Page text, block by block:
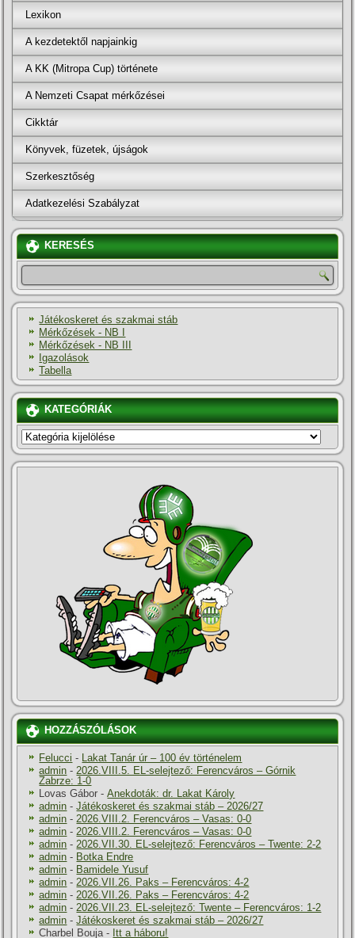
Lexikon
A kezdetektől napjainkig
A KK (Mitropa Cup) története
A Nemzeti Csapat mérkőzései
Cikktár
Könyvek, füzetek, újságok
Szerkesztőség
Adatkezelési Szabályzat
KERESÉS
Játékoskeret és szakmai stáb
Mérkőzések - NB I
Mérkőzések - NB III
Igazolások
Tabella
KATEGÓRIÁK
KATEGÓRIÁK
HOZZÁSZÓLÁSOK
Felucci - Lakat Tanár úr – 100 év történelem
admin -2026.VIII.5. EL-selejtező: Ferencváros – Górnik
Zabrze: 1-0
Lovas Gábor -Anekdoták: dr. Lakat Károly
admin -Játékoskeret és szakmai stáb – 2026/27
admin -2026.VIII.2. Ferencváros – Vasas: 0-0
admin -2026.VIII.2. Ferencváros – Vasas: 0-0
admin -2026.VII.30. EL-selejtező: Ferencváros – Twente: 2-2
admin - Botka Endre
admin - Bamidele Yusuf
admin -2026.VII.26. Paks – Ferencváros: 4-2
admin -2026.VII.26. Paks – Ferencváros: 4-2
admin -2026.VII.23. EL-selejtező: Twente – Ferencváros: 1-2
admin -Játékoskeret és szakmai stáb – 2026/27
Charbel Bouja- Itt a háboru!